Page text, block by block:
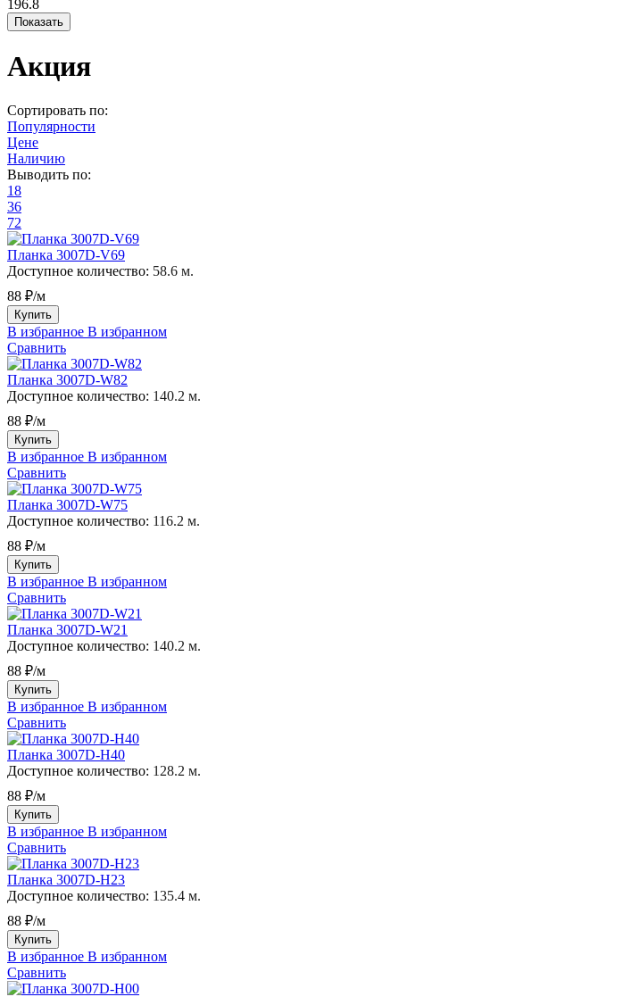
196.8
Акция
Сортировать по:
Популярности
Цене
Наличию
Выводить по:
18
36
72
Планка 3007D-V69
Доступное количество: 58.6 м.
88 ₽/м
Купить
В избранное В избранном
Сравнить
Планка 3007D-W82
Доступное количество: 140.2 м.
88 ₽/м
Купить
В избранное В избранном
Сравнить
Планка 3007D-W75
Доступное количество: 116.2 м.
88 ₽/м
Купить
В избранное В избранном
Сравнить
Планка 3007D-W21
Доступное количество: 140.2 м.
88 ₽/м
Купить
В избранное В избранном
Сравнить
Планка 3007D-H40
Доступное количество: 128.2 м.
88 ₽/м
Купить
В избранное В избранном
Сравнить
Планка 3007D-H23
Доступное количество: 135.4 м.
88 ₽/м
Купить
В избранное В избранном
Сравнить